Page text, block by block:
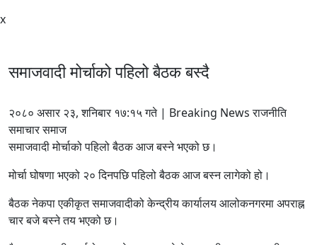
x
समाजवादी मोर्चाको पहिलो बैठक बस्दै
२०८० असार २३, शनिबार १७:१५ गते | Breaking News राजनीति
समाचार समाज
समाजवादी मोर्चाको पहिलो बैठक आज बस्ने भएको छ।
मोर्चा घोषणा भएको २० दिनपछि पहिलो बैठक आज बस्न लागेको हो।
बैठक नेकपा एकीकृत समाजवादीको केन्द्रीय कार्यालय आलोकनगरमा अपराह्न
चार बजे बस्ने तय भएको छ।